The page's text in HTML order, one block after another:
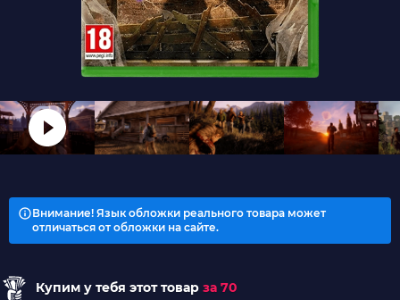
Внимание! Язык обложки реального товара может
отличаться от обложки на сайте.
Купим у тебя этот товар за 70